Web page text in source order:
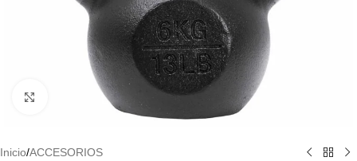
Haga Click para agrandar
Inicio/ACCESORIOS